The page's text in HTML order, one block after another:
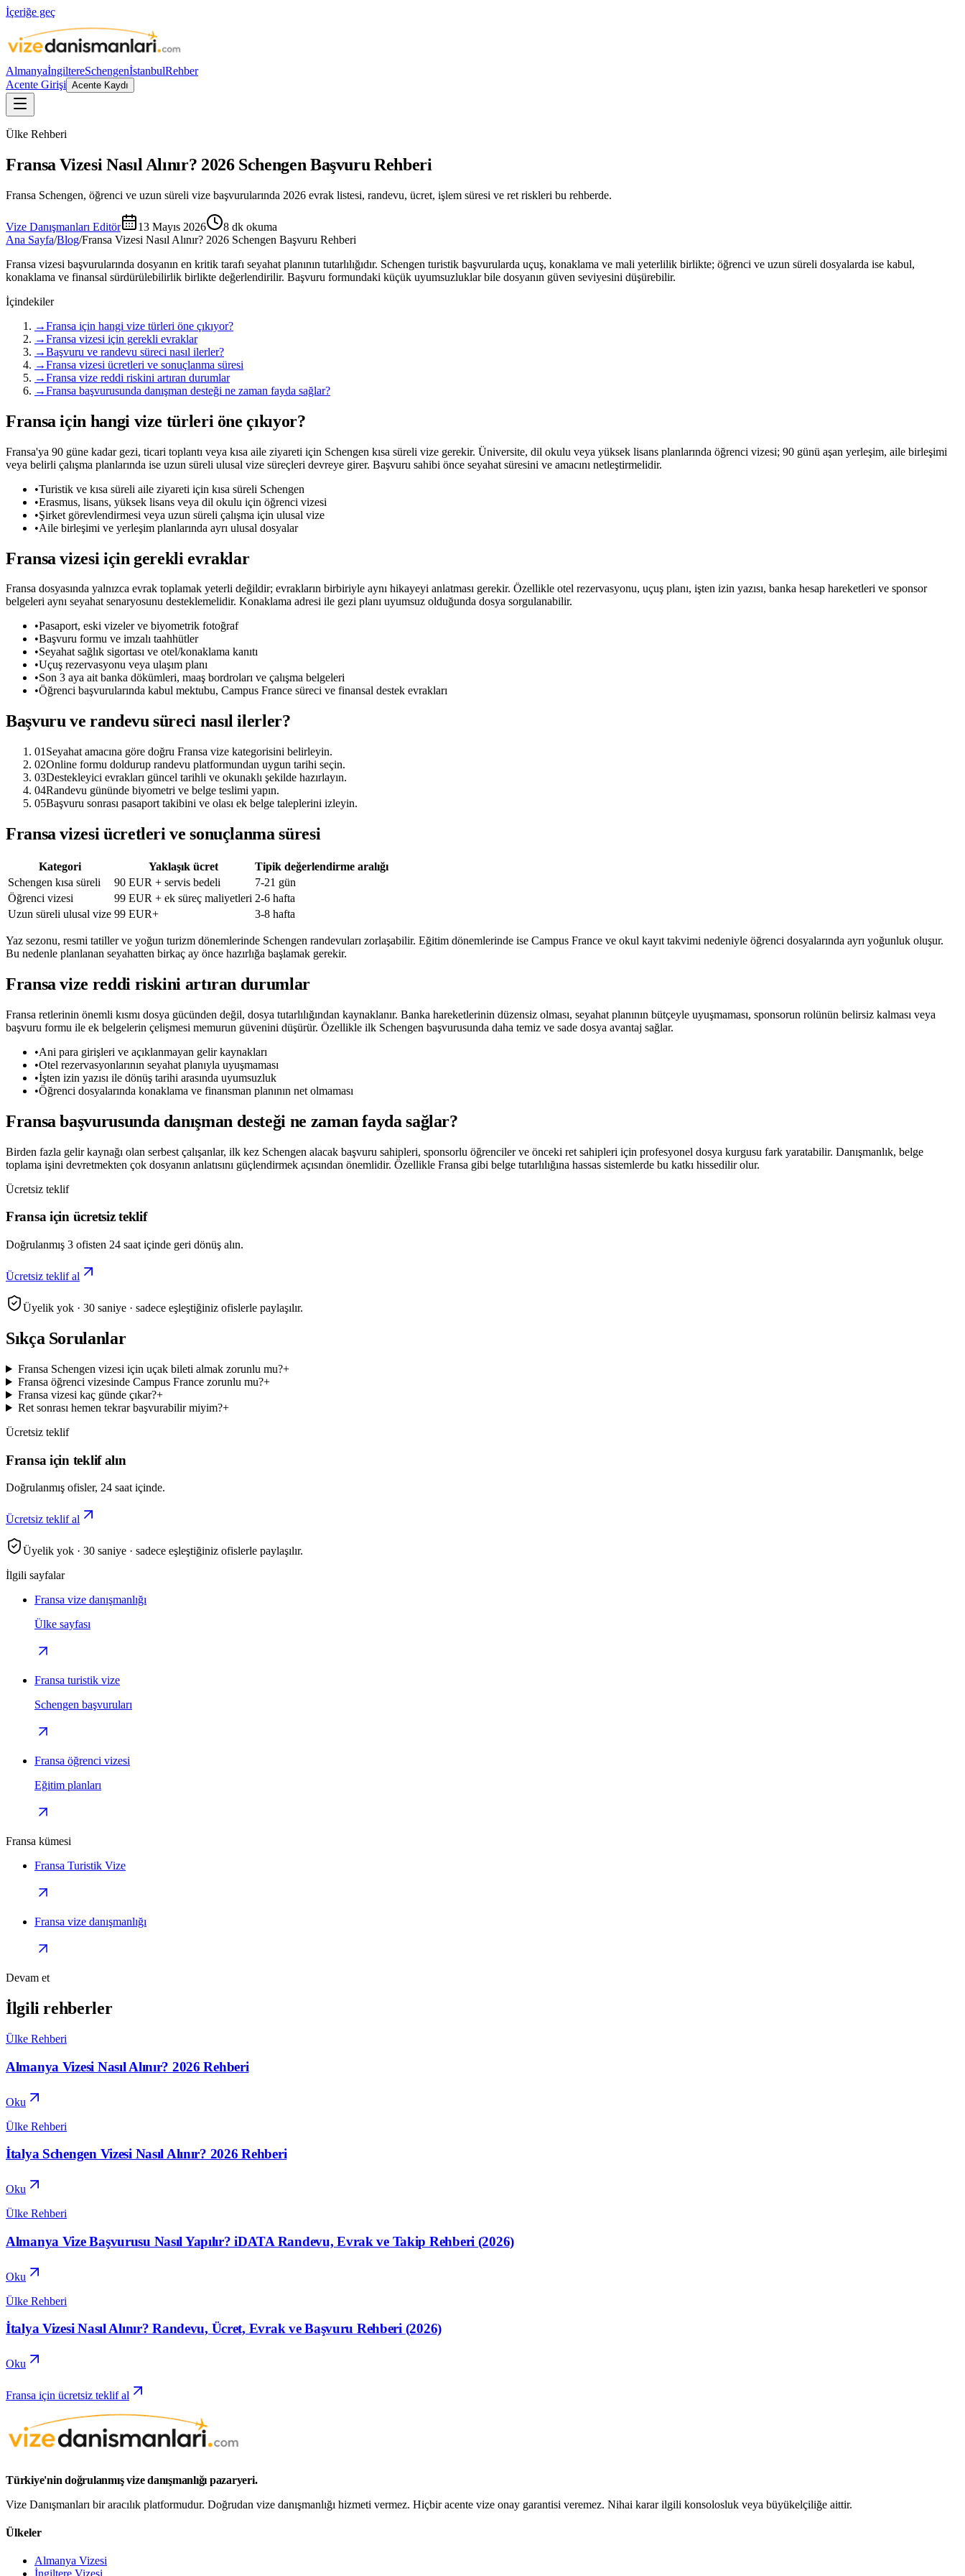
İçeriğe geç
AlmanyaİngiltereSchengenİstanbulRehber
Acente Girişi Acente Kaydı
Ülke Rehberi
Fransa Vizesi Nasıl Alınır? 2026 Schengen Başvuru Rehberi
Fransa Schengen, öğrenci ve uzun süreli vize başvurularında 2026 evrak listesi, randevu, ücret, işlem süresi ve ret riskleri bu rehberde.
Vize Danışmanları Editör 13 Mayıs 2026 8 dk okuma
Ana Sayfa/Blog/Fransa Vizesi Nasıl Alınır? 2026 Schengen Başvuru Rehberi
Fransa vizesi başvurularında dosyanın en kritik tarafı seyahat planının tutarlılığıdır. Schengen turistik başvurularda uçuş, konaklama ve mali yeterlilik birlikte; öğrenci ve uzun süreli dosyalarda ise kabul,
konaklama ve finansal sürdürülebilirlik birlikte değerlendirilir. Başvuru formundaki küçük uyumsuzluklar bile dosyanın güven seviyesini düşürebilir.
İçindekiler
→Fransa için hangi vize türleri öne çıkıyor?
→Fransa vizesi için gerekli evraklar
→Başvuru ve randevu süreci nasıl ilerler?
→Fransa vizesi ücretleri ve sonuçlanma süresi
→Fransa vize reddi riskini artıran durumlar
→Fransa başvurusunda danışman desteği ne zaman fayda sağlar?
Fransa için hangi vize türleri öne çıkıyor?
Fransa'ya 90 güne kadar gezi, ticari toplantı veya kısa aile ziyareti için Schengen kısa süreli vize gerekir. Üniversite, dil okulu veya yüksek lisans planlarında öğrenci vizesi; 90 günü aşan yerleşim, aile birleşimi
veya belirli çalışma planlarında ise uzun süreli ulusal vize süreçleri devreye girer. Başvuru sahibi önce seyahat süresini ve amacını netleştirmelidir.
•Turistik ve kısa süreli aile ziyareti için kısa süreli Schengen
•Erasmus, lisans, yüksek lisans veya dil okulu için öğrenci vizesi
•Şirket görevlendirmesi veya uzun süreli çalışma için ulusal vize
•Aile birleşimi ve yerleşim planlarında ayrı ulusal dosyalar
Fransa vizesi için gerekli evraklar
Fransa dosyasında yalnızca evrak toplamak yeterli değildir; evrakların birbiriyle aynı hikayeyi anlatması gerekir. Özellikle otel rezervasyonu, uçuş planı, işten izin yazısı, banka hesap hareketleri ve sponsor
belgeleri aynı seyahat senaryosunu desteklemelidir. Konaklama adresi ile gezi planı uyumsuz olduğunda dosya sorgulanabilir.
•Pasaport, eski vizeler ve biyometrik fotoğraf
•Başvuru formu ve imzalı taahhütler
•Seyahat sağlık sigortası ve otel/konaklama kanıtı
•Uçuş rezervasyonu veya ulaşım planı
•Son 3 aya ait banka dökümleri, maaş bordroları ve çalışma belgeleri
•Öğrenci başvurularında kabul mektubu, Campus France süreci ve finansal destek evrakları
Başvuru ve randevu süreci nasıl ilerler?
01 Seyahat amacına göre doğru Fransa vize kategorisini belirleyin.
02Online formu doldurup randevu platformundan uygun tarihi seçin.
03Destekleyici evrakları güncel tarihli ve okunaklı şekilde hazırlayın.
04Randevu gününde biyometri ve belge teslimi yapın.
05Başvuru sonrası pasaport takibini ve olası ek belge taleplerini izleyin.
Fransa vizesi ücretleri ve sonuçlanma süresi
Kategori Yaklaşık ücret
Tipik değerlendirme aralığı
Schengen kısa süreli
90 EUR + servis bedeli
7-21 gün
Öğrenci vizesi
99 EUR + ek süreç maliyetleri 2-6 hafta
Uzun süreli ulusal vize 99 EUR+ 3-8 hafta
Yaz sezonu, resmi tatiller ve yoğun turizm dönemlerinde Schengen randevuları zorlaşabilir. Eğitim dönemlerinde ise Campus France ve okul kayıt takvimi nedeniyle öğrenci dosyalarında ayrı yoğunluk oluşur.
Bu nedenle planlanan seyahatten birkaç ay önce hazırlığa başlamak gerekir.
Fransa vize reddi riskini artıran durumlar
Fransa retlerinin önemli kısmı dosya gücünden değil, dosya tutarlılığından kaynaklanır. Banka hareketlerinin düzensiz olması, seyahat planının bütçeyle uyuşmaması, sponsorun rolünün belirsiz kalması veya
başvuru formu ile ek belgelerin çelişmesi memurun güvenini düşürür. Özellikle ilk Schengen başvurusunda daha temiz ve sade dosya avantaj sağlar.
•Ani para girişleri ve açıklanmayan gelir kaynakları
•Otel rezervasyonlarının seyahat planıyla uyuşmaması
•İşten izin yazısı ile dönüş tarihi arasında uyumsuzluk
•Öğrenci dosyalarında konaklama ve finansman planının net olmaması
Fransa başvurusunda danışman desteği ne zaman fayda sağlar?
Birden fazla gelir kaynağı olan serbest çalışanlar, ilk kez Schengen alacak başvuru sahipleri, sponsorlu öğrenciler ve önceki ret sahipleri için profesyonel dosya kurgusu fark yaratabilir. Danışmanlık, belge
toplama işini devretmekten çok dosyanın anlatısını güçlendirmek açısından önemlidir. Özellikle Fransa gibi belge tutarlılığına hassas sistemlerde bu katkı hissedilir olur.
Ücretsiz teklif
Fransa için ücretsiz teklif
Doğrulanmış 3 ofisten 24 saat içinde geri dönüş alın.
Ücretsiz teklif al
Üyelik yok · 30 saniye · sadece eşleştiğiniz ofislerle paylaşılır.
Sıkça Sorulanlar
Fransa Schengen vizesi için uçak bileti almak zorunlu mu?+
Fransa öğrenci vizesinde Campus France zorunlu mu?+
Fransa vizesi kaç günde çıkar?+
Ret sonrası hemen tekrar başvurabilir miyim?+
Ücretsiz teklif
Fransa için teklif alın
Doğrulanmış ofisler, 24 saat içinde.
Ücretsiz teklif al
Üyelik yok · 30 saniye · sadece eşleştiğiniz ofislerle paylaşılır.
İlgili sayfalar
Fransa vize danışmanlığı
Ülke sayfası
Fransa turistik vize
Schengen başvuruları
Fransa öğrenci vizesi
Eğitim planları
Fransa kümesi
Fransa Turistik Vize
Fransa vize danışmanlığı
Devam et
İlgili rehberler
Ülke Rehberi
Almanya Vizesi Nasıl Alınır? 2026 Rehberi
Oku
Ülke Rehberi
İtalya Schengen Vizesi Nasıl Alınır? 2026 Rehberi
Oku
Ülke Rehberi
Almanya Vize Başvurusu Nasıl Yapılır? iDATA Randevu, Evrak ve Takip Rehberi (2026)
Oku
Ülke Rehberi
İtalya Vizesi Nasıl Alınır? Randevu, Ücret, Evrak ve Başvuru Rehberi (2026)
Oku
Fransa için ücretsiz teklif al
Türkiye'nin doğrulanmış vize danışmanlığı pazaryeri.
Vize Danışmanları bir aracılık platformudur. Doğrudan vize danışmanlığı hizmeti vermez. Hiçbir acente vize onay garantisi veremez. Nihai karar ilgili konsolosluk veya büyükelçiliğe aittir.
Ülkeler
Almanya Vizesi